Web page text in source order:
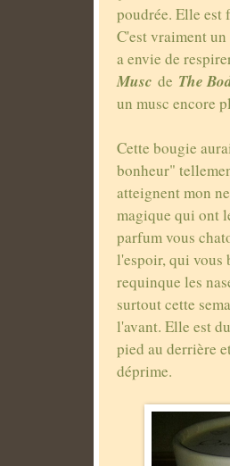
poudrée. Elle est
C'est vraiment
a envie de
Musc de The
un musc encore
Cette bougie
bonheur"
atteignent mon
magique qui ont
parfum vous
l'espoir, qui vous
requinque les
surtout cette
l'avant. Elle est
pied au derrière
déprime.